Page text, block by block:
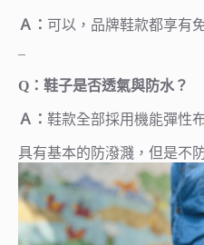
Ａ： 可以，品牌鞋款都享有
–
Q：鞋子是否透氣與防水？
Ａ： 鞋款全部採用機能彈性
具有基本的防潑濺，但是不